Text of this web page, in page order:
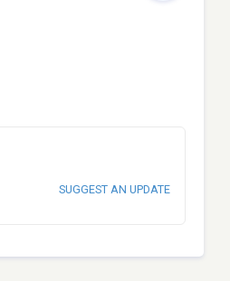
SUGGEST AN UPDATE